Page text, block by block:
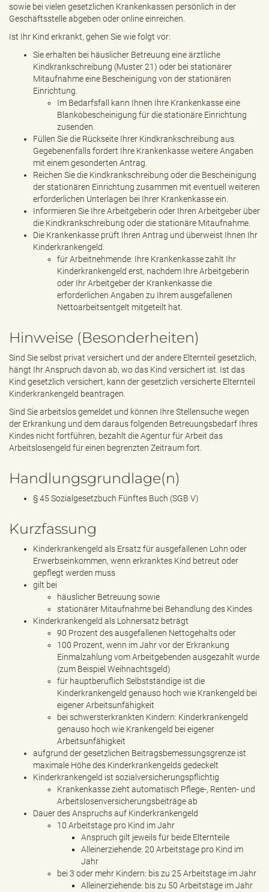
sowie bei vielen gesetzlichen Krankenkassen persönlich in der
Geschäftsstelle abgeben oder online einreichen.
Ist Ihr Kind erkrankt, gehen Sie wie folgt vor:
Sie erhalten bei häuslicher Betreuung eine ärztliche
Kindkrankschreibung (Muster 21) oder bei stationärer
Mitaufnahme eine Bescheinigung von der stationären
Einrichtung.
Im Bedarfsfall kann Ihnen Ihre Krankenkasse eine
Blankobescheinigung für die stationäre Einrichtung
zusenden.
Füllen Sie die Rückseite Ihrer Kindkrankschreibung aus.
Gegebenenfalls fordert Ihre Krankenkasse weitere Angaben
mit einem gesonderten Antrag.
Reichen Sie die Kindkrankschreibung oder die Bescheinigung
der stationären Einrichtung zusammen mit eventuell weiteren
erforderlichen Unterlagen bei Ihrer Krankenkasse ein.
Informieren Sie Ihre Arbeitgeberin oder Ihren Arbeitgeber über
die Kindkrankschreibung oder die stationäre Mitaufnahme.
Die Krankenkasse prüft Ihren Antrag und überweist Ihnen Ihr
Kinderkrankengeld.
für Arbeitnehmende: Ihre Krankenkasse zahlt Ihr
Kinderkrankengeld erst, nachdem Ihre Arbeitgeberin
oder Ihr Arbeitgeber der Krankenkasse die
erforderlichen Angaben zu Ihrem ausgefallenen
Nettoarbeitsentgelt mitgeteilt hat.
Hinweise (Besonderheiten)
Sind Sie selbst privat versichert und der andere Elternteil gesetzlich,
hängt Ihr Anspruch davon ab, wo das Kind versichert ist. Ist das
Kind gesetzlich versichert, kann der gesetzlich versicherte Elternteil
Kinderkrankengeld beantragen.
Sind Sie arbeitslos gemeldet und können Ihre Stellensuche wegen
der Erkrankung und dem daraus folgenden Betreuungsbedarf Ihres
Kindes nicht fortführen, bezahlt die Agentur für Arbeit das
Arbeitslosengeld für einen begrenzten Zeitraum fort.
Handlungsgrundlage(n)
§ 45 Sozialgesetzbuch Fünftes Buch (SGB V)
Kurzfassung
Kinderkrankengeld als Ersatz für ausgefallenen Lohn oder
Erwerbseinkommen, wenn erkranktes Kind betreut oder
gepflegt werden muss
gilt bei
häuslicher Betreuung sowie
stationärer Mitaufnahme bei Behandlung des Kindes
Kinderkrankengeld als Lohnersatz beträgt
90 Prozent des ausgefallenen Nettogehalts oder
100 Prozent, wenn im Jahr vor der Erkrankung
Einmalzahlung vom Arbeitgebenden ausgezahlt wurde
(zum Beispiel Weihnachtsgeld)
für hauptberuflich Selbstständige ist die
Kinderkrankengeld genauso hoch wie Krankengeld bei
eigener Arbeitsunfähigkeit
bei schwersterkrankten Kindern: Kinderkrankengeld
genauso hoch wie Krankengeld bei eigener
Arbeitsunfähigkeit
aufgrund der gesetzlichen Beitragsbemessungsgrenze ist
maximale Höhe des Kinderkrankengelds gedeckelt
Kinderkrankengeld ist sozialversicherungspflichtig
Krankenkasse zieht automatisch Pflege-, Renten- und
Arbeitslosenversicherungsbeiträge ab
Dauer des Anspruchs auf Kinderkrankengeld
10 Arbeitstage pro Kind im Jahr
Anspruch gilt jeweils für beide Elternteile
Alleinerziehende: 20 Arbeitstage pro Kind im
Jahr
bei 3 oder mehr Kindern: bis zu 25 Arbeitstage im Jahr
Alleinerziehende: bis zu 50 Arbeitstage im Jahr